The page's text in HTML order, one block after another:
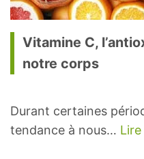
Vitamine C,
notre corps
Durant certaines
tendance à nous…